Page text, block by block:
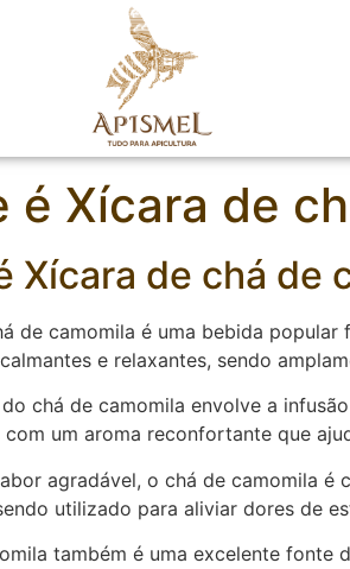
é Xícara de
Xícara de chá de
de camomila é uma bebida
e relaxantes, sendo
chá de camomila envolve a
com um aroma reconfortante que
agradável, o chá de camomila
utilizado para aliviar dores de
também é uma excelente fonte